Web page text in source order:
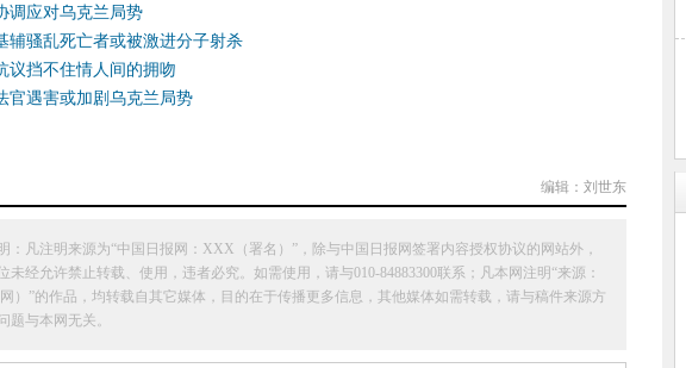
调应对乌克兰局势
辅骚乱死亡者或被激进分子射杀
议挡不住情人间的拥吻
官遇害或加剧乌克兰局势
编辑：刘世东
：凡注明来源为“中国日报网：XXX（署名）”，除与中国日报网签署内容授权协议的网站外，
未经允许禁止转载、使用，违者必究。如需使用，请与010-84883300联系；凡本网注明“来源：
）”的作品，均转载自其它媒体，目的在于传播更多信息，其他媒体如需转载，请与稿件来源方
题与本网无关。